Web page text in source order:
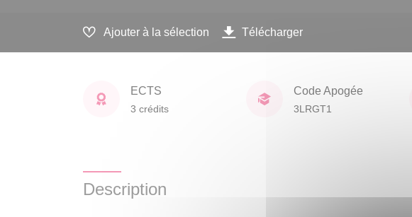
Ajouter à la sélection Télécharger
ECTS
3 crédits
Code Apogée
3LRGT1
Description